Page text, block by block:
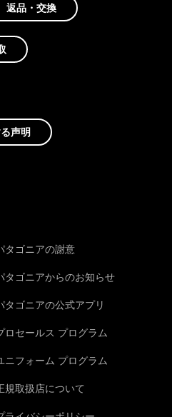
返品・交換
声明
タゴニアの謝意
タゴニアからのお知らせ
タゴニアの公式アプリ
ロセールス プログラム
ニフォーム プログラム
規取扱店について